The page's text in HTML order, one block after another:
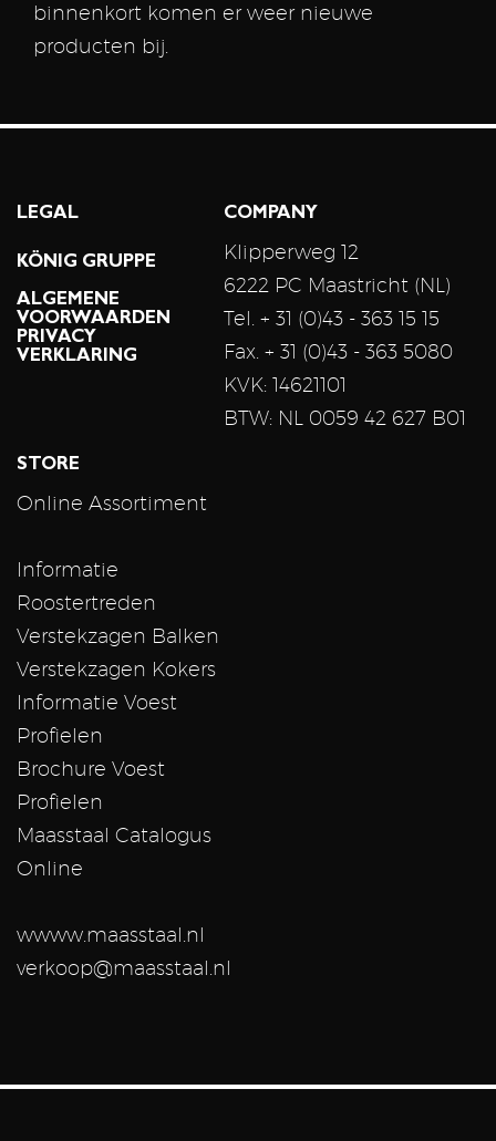
binnenkort komen er weer nieuwe
producten bij.
LEGAL
KÖNIG GRUPPE
ALGEMENE
VOORWAARDEN
PRIVACY
VERKLARING
COMPANY
Klipperweg 12
6222 PC Maastricht (NL)
Tel. + 31 (0)43 - 363 15 15
Fax. + 31 (0)43 - 363 5080
KVK: 14621101
BTW: NL 0059 42 627 B01
STORE
Online Assortiment
Informatie
Roostertreden
Verstekzagen Balken
Verstekzagen Kokers
Informatie Voest
Profielen
Brochure Voest
Profielen
Maasstaal Catalogus
Online
wwww.maasstaal.nl
verkoop@maasstaal.nl